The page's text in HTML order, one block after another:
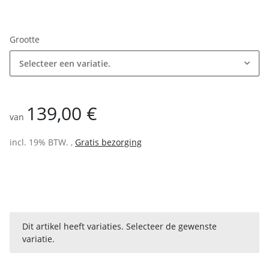
Grootte
Selecteer een variatie.
van 139,00 €
incl. 19% BTW. , Gratis bezorging
x
Dit artikel heeft variaties. Selecteer de gewenste
variatie.